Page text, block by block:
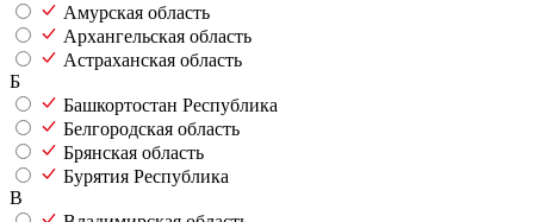
Амурская область
Архангельская область
Астраханская область
Б
Башкортостан Республика
Белгородская область
Брянская область
Бурятия Республика
В